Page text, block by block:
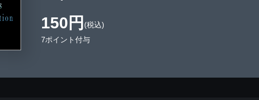
150円 (税込)
7ポイント付与